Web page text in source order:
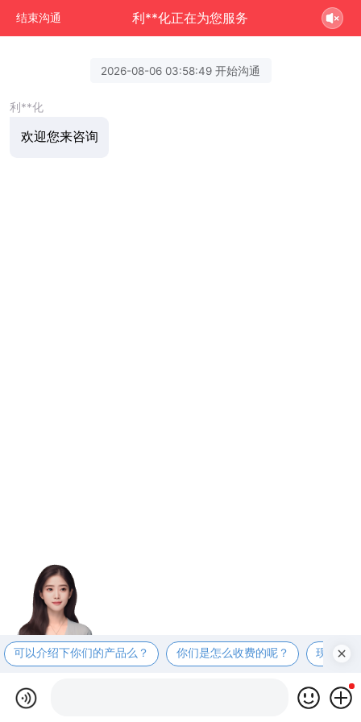
结束沟通 利**化正在为您服务
2026-08-06 03:58:49 开始沟通
利**化
欢迎您来咨询
可以介绍下你们的产品么？ 你们是怎么收费的呢？ 现在有